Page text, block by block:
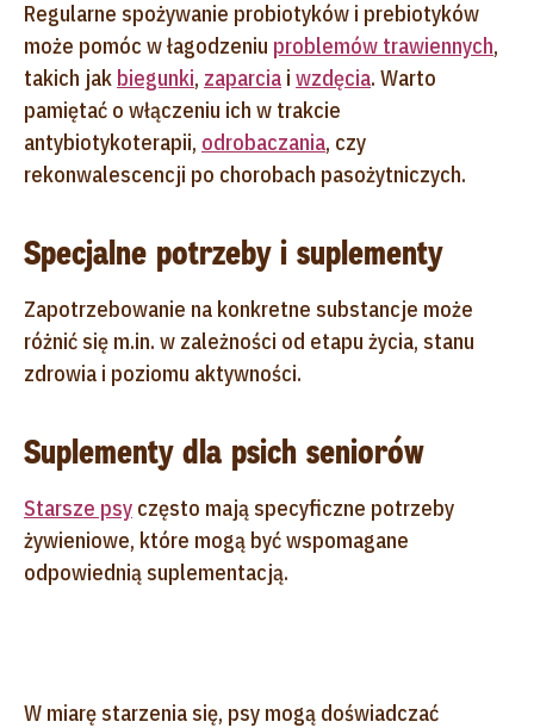
Regularne spożywanie probiotyków i prebiotyków
może pomóc w łagodzeniu problemów trawiennych,
takich jak biegunki, zaparcia i wzdęcia. Warto
pamiętać o włączeniu ich w trakcie
antybiotykoterapii, odrobaczania, czy
rekonwalescencji po chorobach pasożytniczych.
Specjalne potrzeby i suplementy
Zapotrzebowanie na konkretne substancje może
różnić się m.in. w zależności od etapu życia, stanu
zdrowia i poziomu aktywności.
Suplementy dla psich seniorów
Starsze psy często mają specyficzne potrzeby
żywieniowe, które mogą być wspomagane
odpowiednią suplementacją.
W miarę starzenia się, psy mogą doświadczać